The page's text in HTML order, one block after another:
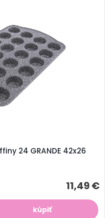
24 GRANDE 42x26
11,49 €